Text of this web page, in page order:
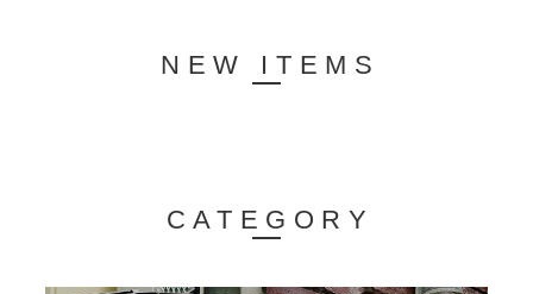
NEW ITEMS
CATEGORY